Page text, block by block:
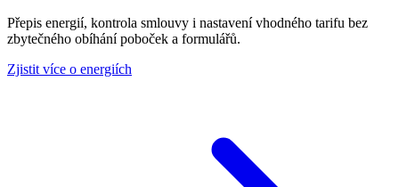
Přepis energií, kontrola smlouvy i nastavení vhodného tarifu bez
zbytečného obíhání poboček a formulářů.
Zjistit více o energiích